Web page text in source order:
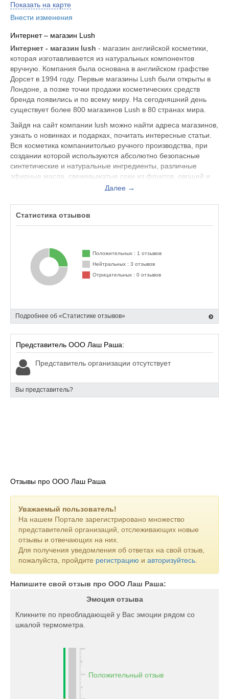
Показать на карте
Внести изменения
Интернет – магазин Lush
Интернет - магазин lush - магазин английской косметики,
которая изготавливается из натуральных компонентов
вручную. Компания была основана в английском графстве
Дорсет в 1994 году. Первые магазины Lush были открыты в
Лондоне, а позже точки продажи косметических средств
бренда появились и по всему миру. На сегодняшний день
существует более 800 магазинов Lush в 80 странах мира.
Зайдя на сайт компании lush можно найти адреса магазинов,
узнать о новинках и подарках, почитать интересные статьи.
Вся косметика компаниитолько ручного производства, при
создании которой используются абсолютно безопасные
синтетические и натуральные ингредиенты, различные
эфирные масла, свежевыжатые соки из фруктов, овощей и
трав. В магазине можно приобрести средства для ванны,
(кремы и очищающие средства, бальзамы, скрабы, кремы
для бритья, свежие маски, тоники, сыворотки для кожи),
кремы, масла, дезодоранты и пудры для тела, средства по
маски для волос, твердую зубную пасту, а также различные
аксессуары.
Если вы еще не выбрали магазин для приобретения нужного
вам средства, на нашем сайте вы можете получить
Далее →
Статистика отзывов
Положительных : 1 отзывов
Нейтральных : 3 отзывов
Отрицательных : 0 отзывов
Подробнее об «Статистике отзывов»
Представитель ООО Лаш Раша:
Представитель организации отсутствует
Вы представитель?
Отзывы про ООО Лаш Раша
Уважаемый пользователь!
На нашем Портале зарегистрировано множество
представителей организаций, отслеживающих новые
отзывы и отвечающих на них.
Для получения уведомления об ответах на свой отзыв,
пожалуйста, пройдите регистрацию и авторизуйтесь
Напишите свой отзыв про ООО Лаш Раша:
Эмоция отзыва
Кликните по преобладающей у Вас эмоции рядом со
шкалой термометра.
Положительный отзыв